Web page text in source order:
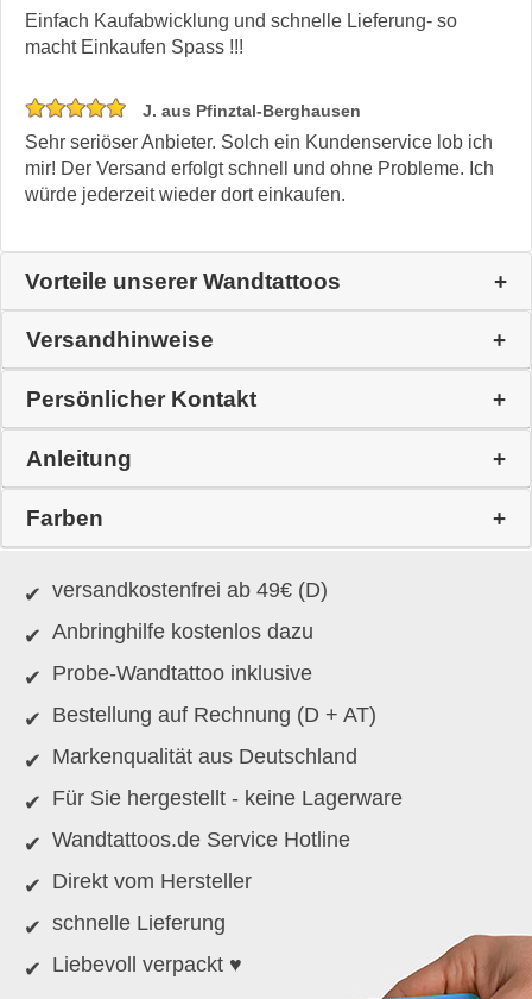
Einfach Kaufabwicklung und schnelle Lieferung- so
macht Einkaufen Spass !!!
J. aus Pfinztal-Berghausen
Sehr seriöser Anbieter. Solch ein Kundenservice lob ich
mir! Der Versand erfolgt schnell und ohne Probleme. Ich
würde jederzeit wieder dort einkaufen.
Vorteile unserer Wandtattoos
Versandhinweise
Persönlicher Kontakt
Anleitung
Farben
versandkostenfrei ab 49€ (D)
Anbringhilfe kostenlos dazu
Probe-Wandtattoo inklusive
Bestellung auf Rechnung (D + AT)
Markenqualität aus Deutschland
Für Sie hergestellt - keine Lagerware
Wandtattoos.de Service Hotline
Direkt vom Hersteller
schnelle Lieferung
Liebevoll verpackt ♥